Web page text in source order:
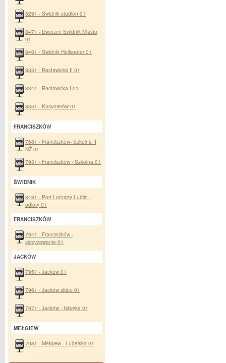
8291 - Świdnik stadion 01
8471 - Dworzec Świdnik Miasto
01
8401 - Świdnik Helikopter 01
8331 - Racławicka II 01
8341 - Racławicka I 01
8351 - Kosynierów 01
FRANCISZKÓW
7681 - Franciszków- Szkolna II
NŻ 01
7931 - Franciszków - Szkolna 01
ŚWIDNIK
8481 - Port Lotniczy Lublin -
odloty 01
FRANCISZKÓW
7941 - Franciszków -
skrzyżowanie 01
JACKÓW
7951 - Jacków 01
7961 - Jacków sklep 01
7971 - Jacków - fabryka 01
MEŁGIEW
7981 - Mełgiew - Lubelska 01